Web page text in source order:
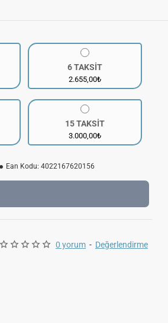
0 yorum - Değerlendirme
6 TAKSİT
2.655,00₺
15 TAKSİT
3.000,00₺
Ean Kodu: 4022167620156